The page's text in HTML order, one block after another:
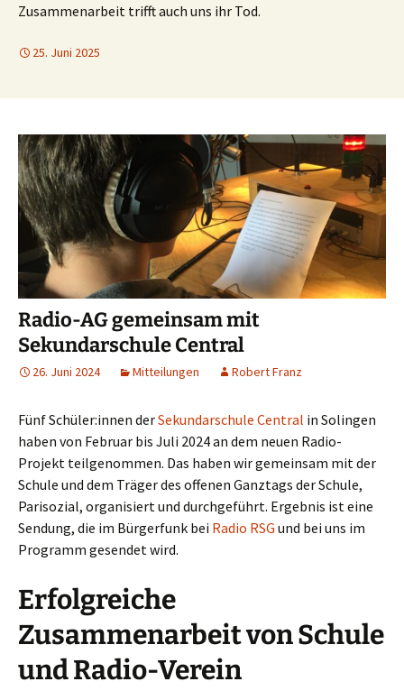
Zusammenarbeit trifft auch uns ihr Tod.
25. Juni 2025
Radio-AG gemeinsam mit
Sekundarschule Central
26. Juni 2024 Mitteilungen Robert Franz
Fünf Schüler:innen derSekundarschule Central in Solingen
haben von Februar bis Juli 2024 an dem neuen Radio-
Projekt teilgenommen. Das haben wir gemeinsam mit der
Schule und dem Träger des offenen Ganztags der Schule,
Parisozial, organisiert und durchgeführt. Ergebnis ist eine
Sendung, die im Bürgerfunk bei Radio RSG und bei uns im
Programm gesendet wird.
Erfolgreiche
Zusammenarbeit von Schule
und Radio-Verein